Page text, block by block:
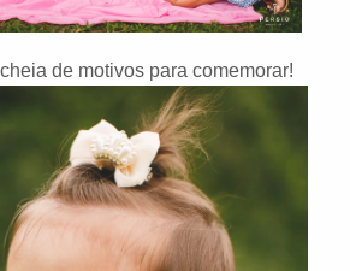
de motivos para comemorar!